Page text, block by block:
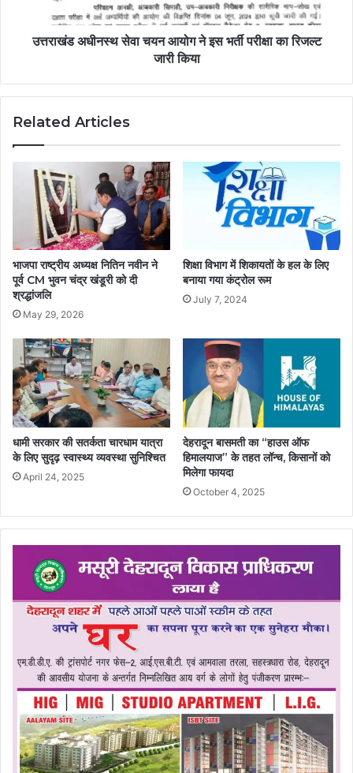
उत्तराखंड अधीनस्थ सेवा चयन आयोग ने इस भर्ती परीक्षा का रिजल्ट
जारी किया
Related Articles
भाजपा राष्ट्रीय अध्यक्ष नितिन नवीन ने
पूर्व CM भुवन चंद्र खंडूरी को दी
श्रद्धांजलि
May 29, 2026
शिक्षा विभाग में शिकायतों के हल के लिए
बनाया गया कंट्रोल रूम
July 7, 2024
धामी सरकार की सतर्कता चारधाम यात्रा
के लिए सुदृढ़ स्वास्थ्य व्यवस्था सुनिश्चित
April 24, 2025
देहरादून बासमती का “हाउस ऑफ
हिमालयाज” के तहत लॉन्च, किसानों को
मिलेगा फायदा
October 4, 2025